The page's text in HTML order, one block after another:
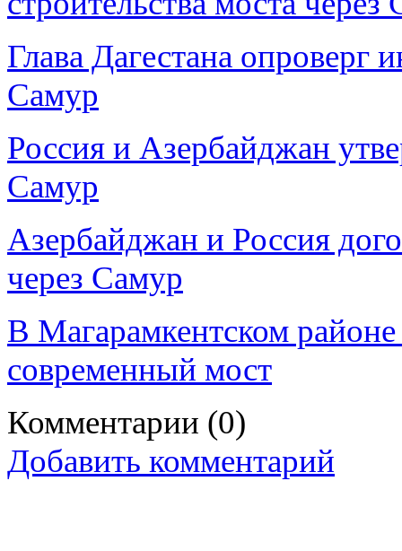
Глава Дагестана
Самур
Россия и Азербайджан
Самур
Азербайджан и Россия
через Самур
В Магарамкентском
современный мост
Комментарии (0)
Добавить комментарий